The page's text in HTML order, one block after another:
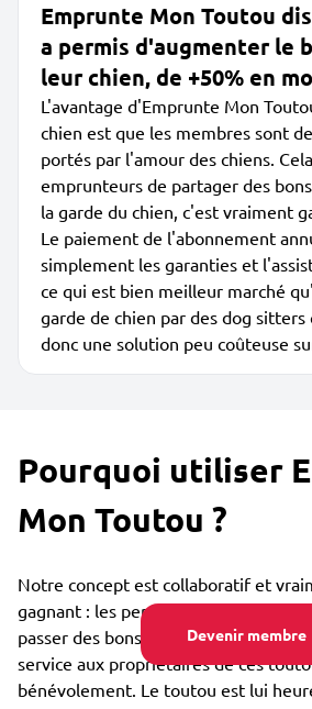
Devenir membre
Emprunte Mon Toutou
a permis d'augmenter le
leur chien, de +50% en
L'avantage d'Emprunte Mon
chien est que les membres sont
portés par l'amour des chiens.
emprunteurs de partager des
la garde du chien, c'est vraiment
Le paiement de l'abonnement
simplement les garanties et
ce qui est bien meilleur marché
garde de chien par des dog sitters
donc une solution peu coûteuse
Pourquoi utiliser
Mon Toutou ?
Notre concept est collaboratif et
gagnant : les personnes qui aiment
passer des bons moments avec eux
service aux propriétaires de ces
bénévolement. Le toutou est lui